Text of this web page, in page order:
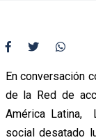
En conversación
de la Red de
América Latina,
social desatado